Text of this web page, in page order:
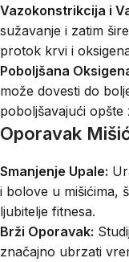
Vazokonstrikcija i
sužavanje i zatim
protok krvi i
Poboljšana
može dovesti do
poboljšavajući opšte
Oporavak
Smanjenje Upale:
i bolove u mišićima,
ljubitelje fitnesa.
Brži Oporavak:
značajno ubrzati